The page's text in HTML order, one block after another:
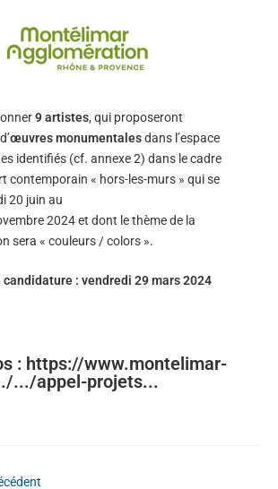
9 artistes, qui proposeront
œuvres monumentalesdans l’espace
identifiés (cf. annexe 2) dans le cadre
contemporain « hors-les-murs » qui se
20 juin au
2024 et dont le thème de la
sera « couleurs / colors ».
: vendredi 29 mars 2024
: https://www.montelimar-
.../appel-projets...